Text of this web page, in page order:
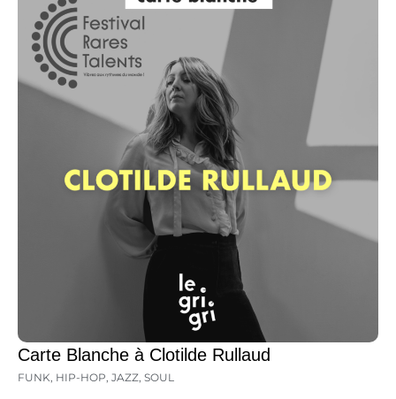
Carte Blanche à Clotilde Rullaud
FUNK, HIP-HOP, JAZZ, SOUL